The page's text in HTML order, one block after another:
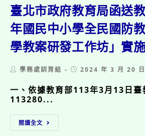
教
育
局
113
年
3
29
至
日
臺北市政府教育局函送
年國民中小學全民國防
學教案研發工作坊」實
Post學務處訓育組
Post2024 年 3 月 20 日
一、依據教育部113年3月13日臺
113280...
閱讀全文
臺
北